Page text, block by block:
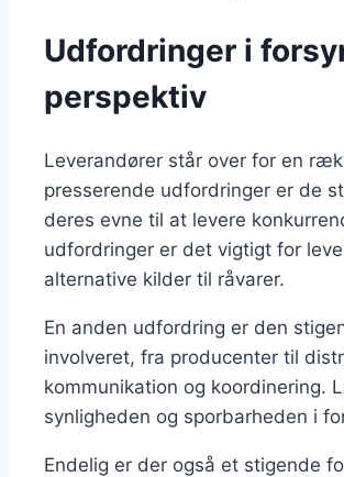
Udfordringer i
perspektiv
Leverandører står over for en
presserende udfordringer er de
deres evne til at levere
udfordringer er det vigtigt for
alternative kilder til råvarer.
En anden udfordring er den
involveret, fra producenter til
kommunikation og koordinering.
synligheden og sporbarheden i
Endelig er der også et stigende